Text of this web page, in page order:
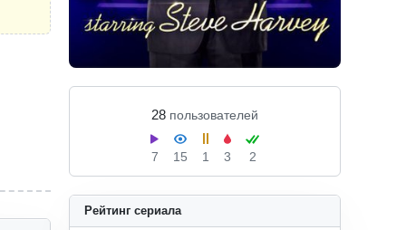
28 пользователей
7 15 1 3 2
Рейтинг сериала